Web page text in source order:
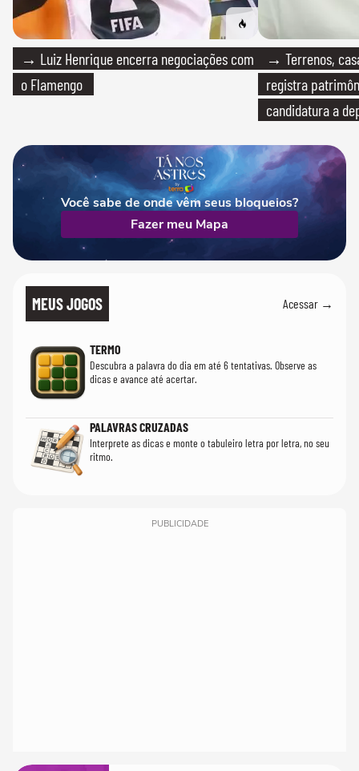
→ Luiz Henrique encerra negociações com
o Flamengo
→ Terrenos,
registra
candidatura a
Você sabe de onde vêm seus bloqueios?
Fazer meu Mapa
MEUS JOGOS Acessar →
TERMO
Descubra a palavra do dia em até 6 tentativas. Observe as
dicas e avance até acertar.
PALAVRAS CRUZADAS
Interprete as dicas e monte o tabuleiro letra por letra, no seu
ritmo.
PUBLICIDADE